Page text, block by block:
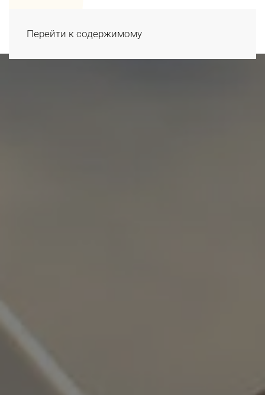
Перейти к содержимому